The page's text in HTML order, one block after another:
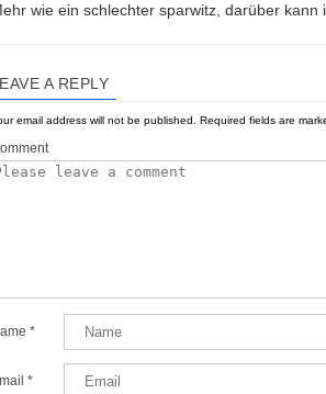
wie ein schlechter sparwitz, darüber kann
A REPLY
email address will not be published. Required fields are
*
*